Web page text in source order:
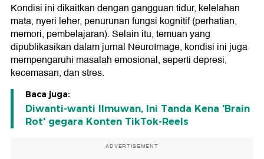
Kondisi ini dikaitkan dengan gangguan tidur, kelelahan
mata, nyeri leher, penurunan fungsi kognitif (perhatian,
memori, pembelajaran). Selain itu, temuan yang
dipublikasikan dalam jurnal NeuroImage, kondisi ini juga
mempengaruhi masalah emosional, seperti depresi,
kecemasan, dan stres.
Baca juga:
Diwanti-wanti Ilmuwan, Ini Tanda Kena 'Brain
Rot' gegara Konten TikTok-Reels
ADVERTISEMENT